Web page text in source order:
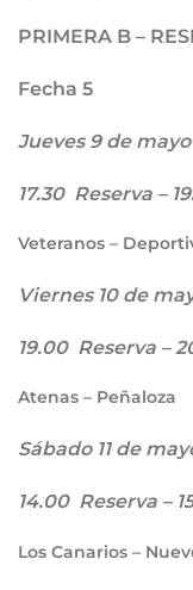
PRIMERA B –
Fecha 5
Jueves 9 de mayo
17.30 Reserva –
Veteranos –
Viernes 10 de
19.00 Reserva –
Atenas – Peñaloza
Sábado 11 de
14.00 Reserva –
Los Canarios –